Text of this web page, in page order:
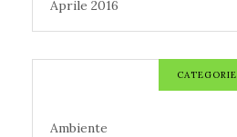
Aprile 2016
CATEGORIE
Ambiente